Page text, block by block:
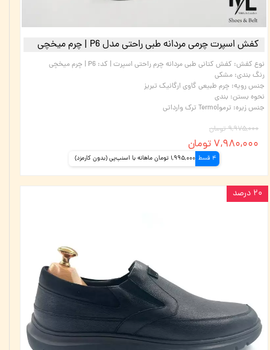
کفش اسپرت چرمی مردانه طبی راحتی مدل P6 | چرم میخچی
نوع کفش: کفش کتانی طبی مردانه چرم راحتی اسپرت | کد: P6 | چرم میخچی
رنگ بندی: مشکی
جنس رویه: چرم طبیعی گاوی ارگانیک تبریز
نحوه بستن: بندی
جنس زیره: ترمو|Termo ترک وارداتی
۹,۹۷۵,۰۰۰ تومان
۷,۹۸۰,۰۰۰ تومان
4 قسط 1,995,000 تومان ماهانه با اسنپ‌پی (بدون کارمزد)
۲۰ درصد